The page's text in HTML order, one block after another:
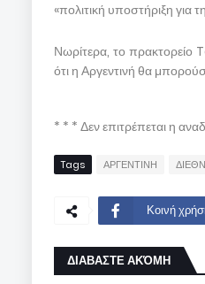
«πολιτική υποστήριξη
Νωρίτερα, το πρακτορείο
ότι η Αργεντινή θα
* * * Δεν επιτρέπεται η
Tags ΑΡΓΕΝΤΙΝΗ
Κοινή
ΔΙΑΒΑΣΤΕ ΑΚΌΜΗ